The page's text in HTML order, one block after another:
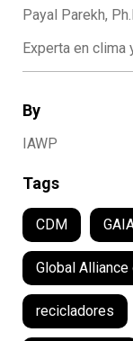
By
IAWP
Tags
CDM
Global
recicladores
Payal Parekh,
Experta en clima